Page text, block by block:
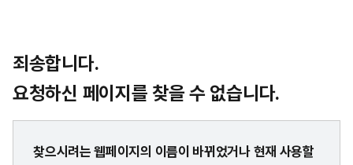
죄송합니다.
요청하신 페이지를 찾을 수 없습니다.
찾으시려는 웹페이지의 이름이 바뀌었거나 현재 사용할